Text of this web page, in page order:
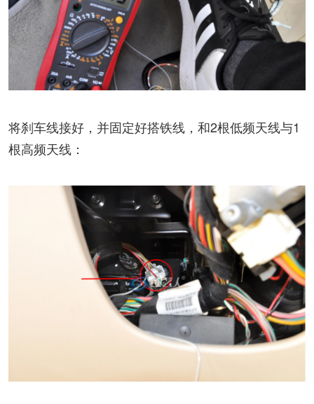
将刹车线接好，并固定好搭铁线，和2根低频天线与1
根高频天线：